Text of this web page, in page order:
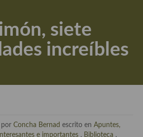
temas interesantes e importantes
Extra (AOVE)
bebidas
siete
increíbles
por Concha Bernad escrito en Apuntes,
e importantes , Biblioteca ,